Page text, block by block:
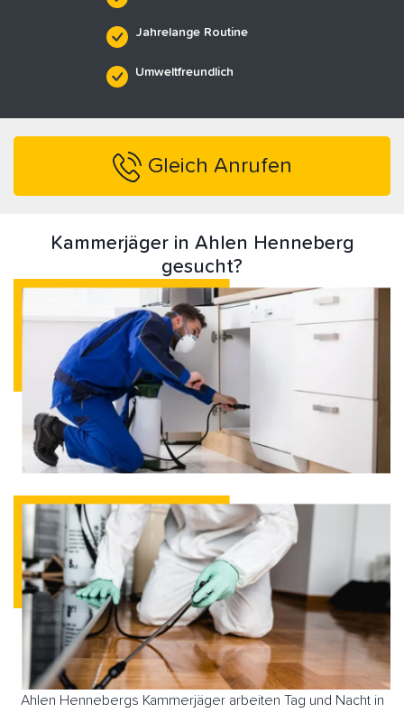
Jahrelange Routine
Umweltfreundlich
Gleich Anrufen
Kammerjäger in Ahlen Henneberg
gesucht?
Ahlen Hennebergs Kammerjäger arbeiten Tag und Nacht in